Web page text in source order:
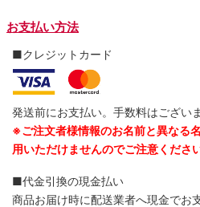
お支払い方法
■クレジットカード
発送前にお支払い。手数料はござい
※ご注文者様情報のお名前と異なる
用いただけませんのでご注意ください
■代金引換の現金払い
商品お届け時に配送業者へ現金でお